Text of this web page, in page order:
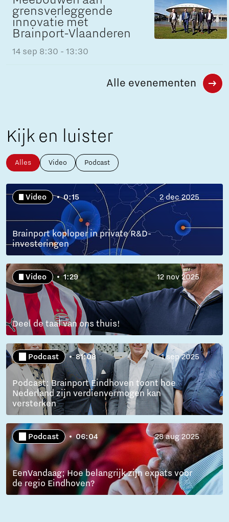
grensverleggende
innovatie met
Brainport-Vlaanderen
14 sep 8:30 - 13:30
Alle evenementen
Kijk en luister
Alles Video Podcast
Video 0:15 2 dec 2025
Brainport koploper in private R&D-
investeringen
Video 1:29 12 nov 2025
Deel de taal van ons thuis!
Podcast 81:08 1 sep 2025
Podcast: Brainport Eindhoven toont hoe
Nederland zijn verdienvermogen kan
versterken
Podcast 06:04 28 aug 2025
EenVandaag; Hoe belangrijk zijn expats voor
de regio Eindhoven?